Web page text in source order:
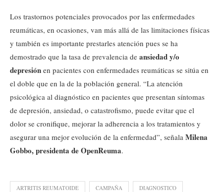
Los trastornos potenciales provocados por las enfermedades
reumáticas, en ocasiones, van más allá de las limitaciones físicas
y también es importante prestarles atención pues se ha
demostrado que la tasa de prevalencia de ansiedad y/o
depresión en pacientes con enfermedades reumáticas se sitúa en
el doble que en la de la población general. “La atención
psicológica al diagnóstico en pacientes que presentan síntomas
de depresión, ansiedad, o catastrofismo, puede evitar que el
dolor se cronifique, mejorar la adherencia a los tratamientos y
asegurar una mejor evolución de la enfermedad”, señala Milena
Gobbo, presidenta de OpenReuma.
ARTRITIS REUMATOIDE CAMPAÑA DIAGNOSTICO